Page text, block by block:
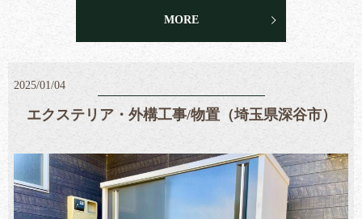
MORE
2025/01/04
エクステリア・外構工事/物置（埼玉県深谷市）